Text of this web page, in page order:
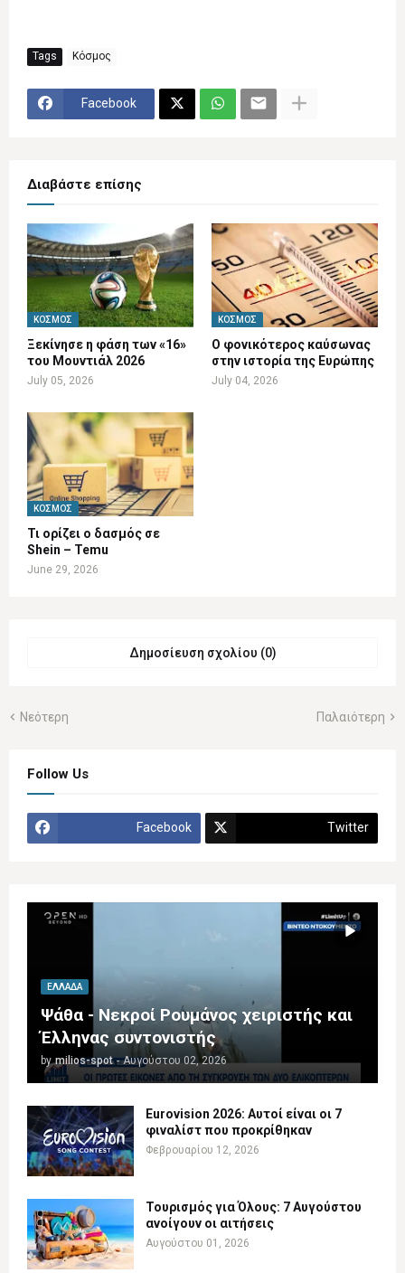
Tags Κόσμος
Facebook
Διαβάστε επίσης
ΚΌΣΜΟΣ
Ξεκίνησε η φάση των «16»
του Μουντιάλ 2026
July 05, 2026
ΚΌΣΜΟΣ
Ο φονικότερος καύσωνας
στην ιστορία της Ευρώπης
July 04, 2026
ΚΌΣΜΟΣ
Τι ορίζει ο δασμός σε
Shein – Temu
June 29, 2026
Δημοσίευση σχολίου (0)
Νεότερη Παλαιότερη
Follow Us
Facebook Twitter
ΕΛΛΆΔΑ
Ψάθα - Νεκροί Ρουμάνος χειριστής και
Έλληνας συντονιστής
by milios-spot - Αυγούστου 02, 2026
Eurovision 2026: Αυτοί είναι οι 7
φιναλίστ που προκρίθηκαν
Φεβρουαρίου 12, 2026
Τουρισμός για Όλους: 7 Αυγούστου
ανοίγουν οι αιτήσεις
Αυγούστου 01, 2026